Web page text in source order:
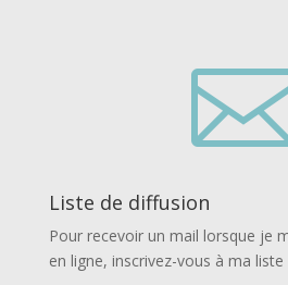
Liste de diffusion
Pour recevoir un mail lorsque je
en ligne, inscrivez-vous à ma